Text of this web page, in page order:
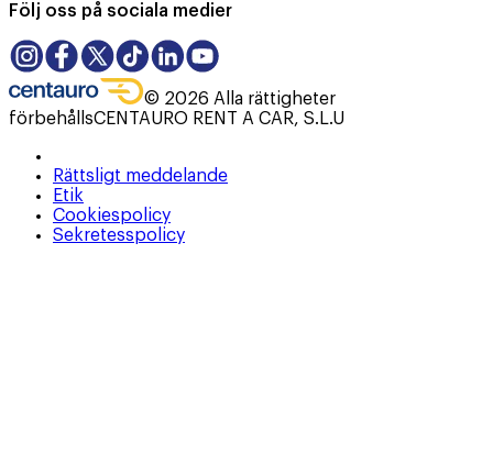
Följ oss på sociala medier
© 2026 Alla rättigheter
förbehållsCENTAURO RENT A CAR, S.L.U
Rättsligt meddelande
Etik
Cookiespolicy
Sekretesspolicy